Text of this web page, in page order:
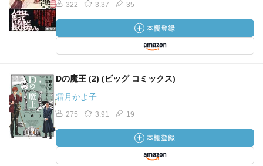
322 3.37 35
Dの魔王 (2) (ビッグ コミックス)
霜月かよ子
275 3.91 19